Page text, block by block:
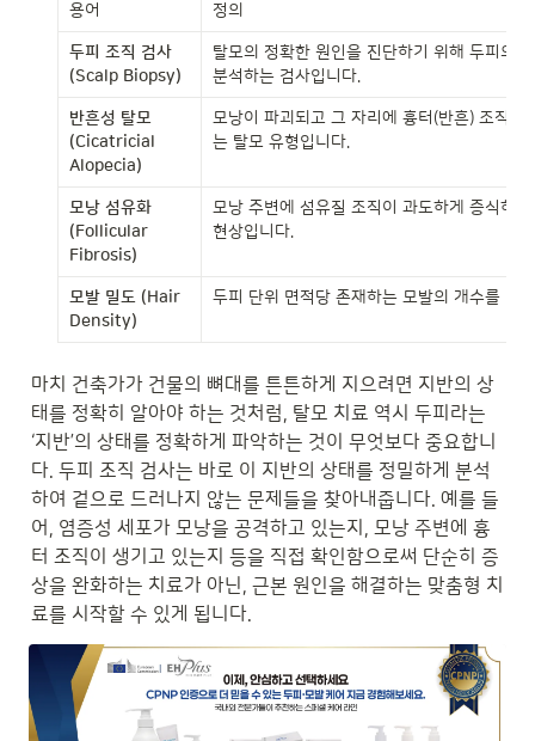
용어 정의
두피 조직 검사
(Scalp Biopsy)
탈모의 정확한 원인을 진단하기 위해 두피의
분석하는 검사입니다.
반흔성 탈모
(Cicatricial
Alopecia)
모낭이 파괴되고 그 자리에 흉터(반흔) 조직이
는 탈모 유형입니다.
모낭 섬유화
(Follicular
Fibrosis)
모낭 주변에 섬유질 조직이 과도하게 증식하
현상입니다.
모발 밀도 (Hair
Density)
두피 단위 면적당 존재하는 모발의 개수를 나
마치 건축가가 건물의 뼈대를 튼튼하게 지으려면 지반의 상
태를 정확히 알아야 하는 것처럼, 탈모 치료 역시 두피라는
‘지반’의 상태를 정확하게 파악하는 것이 무엇보다 중요합니
다. 두피 조직 검사는 바로 이 지반의 상태를 정밀하게 분석
하여 겉으로 드러나지 않는 문제들을 찾아내줍니다. 예를 들
어, 염증성 세포가 모낭을 공격하고 있는지, 모낭 주변에 흉
터 조직이 생기고 있는지 등을 직접 확인함으로써 단순히 증
상을 완화하는 치료가 아닌, 근본 원인을 해결하는 맞춤형 치
료를 시작할 수 있게 됩니다.